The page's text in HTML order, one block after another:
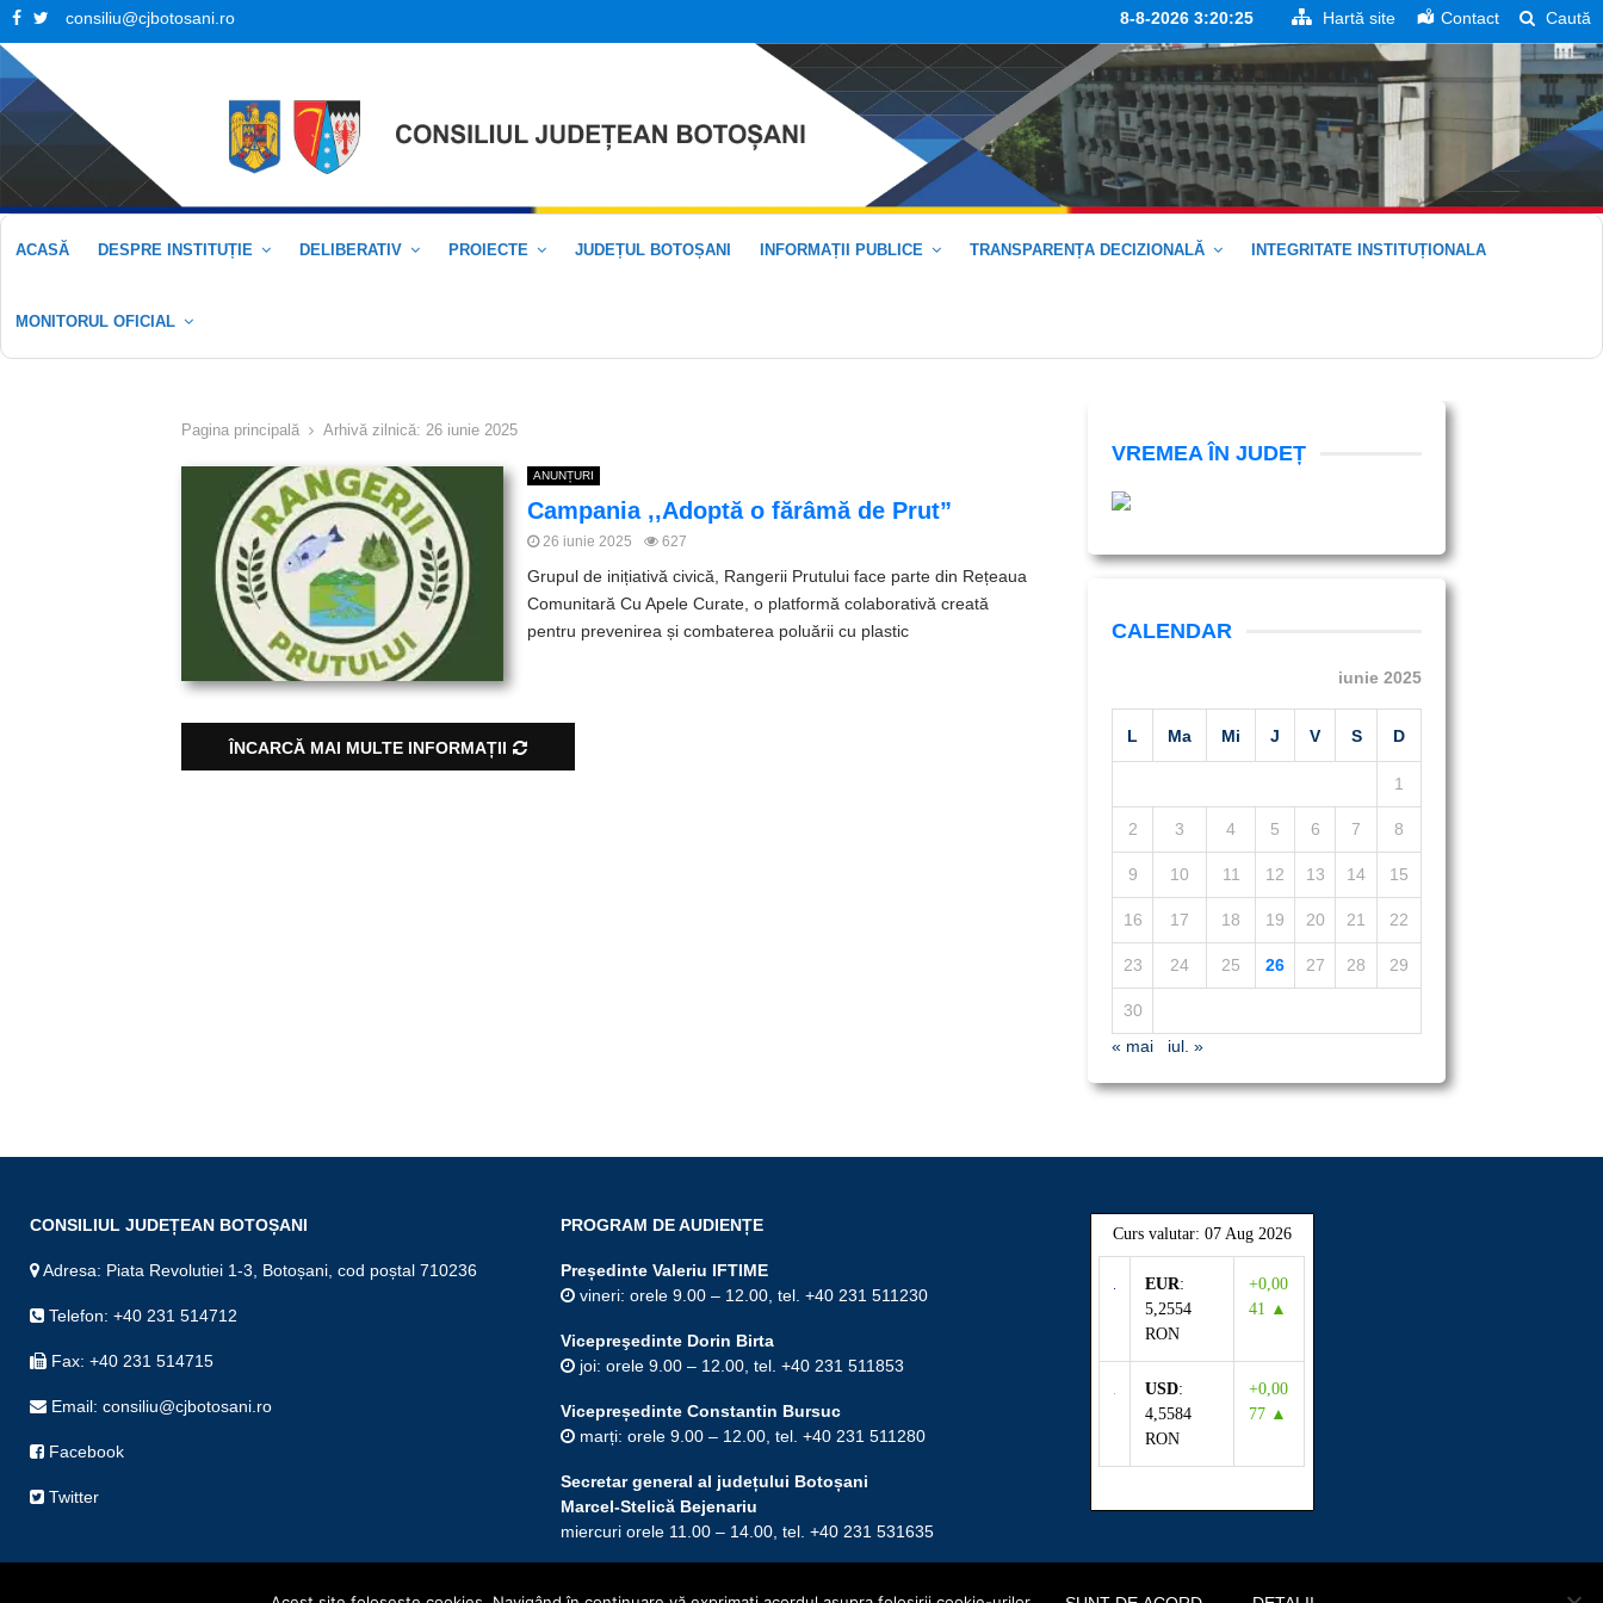
Facebook
Twitter
consiliu@cjbotosani.ro 8-8-2026 3:20:25 Hartă site Contact Caută
ACASĂ DESPRE INSTITUȚIE DELIBERATIV PROIECTE JUDEȚUL BOTOȘANI INFORMAȚII PUBLICE TRANSPARENȚA DECIZIONALĂ INTEGRITATE INSTITUȚIONALA
MONITORUL OFICIAL
Pagina principală Arhivă zilnică: 26 iunie 2025
ANUNȚURI
Campania ,,Adoptă o fărâmă de Prut”
26 iunie 2025 627
Grupul de inițiativă civică, Rangerii Prutului face parte din Rețeaua
Comunitară Cu Apele Curate, o platformă colaborativă creată
pentru prevenirea și combaterea poluării cu plastic
ÎNCARCĂ MAI MULTE INFORMAȚII
VREMEA ÎN JUDEȚ
CALENDAR
iunie 2025
L Ma Mi J V S D
1
2 3 4 5 6 7 8
9 10 11 12 13 14 15
16 17 18 19 20 21 22
23 24 25 26 27 28 29
30
« mai
iul. »
CONSILIUL JUDEȚEAN BOTOȘANI
Adresa: Piata Revolutiei 1-3, Botoșani, cod poștal 710236
Telefon: +40 231 514712
Fax: +40 231 514715
Email: consiliu@cjbotosani.ro
Facebook
Twitter
PROGRAM DE AUDIENȚE
Președinte Valeriu IFTIME
vineri: orele 9.00 – 12.00, tel. +40 231 511230
Vicepreşedinte Dorin Birta
joi: orele 9.00 – 12.00, tel. +40 231 511853
Vicepreședinte Constantin Bursuc
marți: orele 9.00 – 12.00, tel. +40 231 511280
Secretar general al județului Botoșani
Marcel-Stelică Bejenariu
miercuri orele 11.00 – 14.00, tel. +40 231 531635
Curs valutar: 07 Aug 2026
EUR:
5,2554
RON
+0,00
41 ▲
USD:
4,5584
RON
+0,00
77 ▲